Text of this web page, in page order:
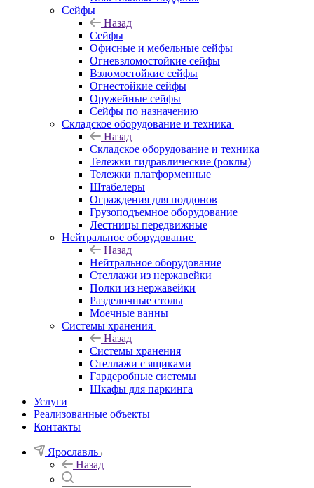
Сейфы
Назад
Сейфы
Офисные и мебельные сейфы
Огневзломостойкие сейфы
Взломостойкие сейфы
Огнестойкие сейфы
Оружейные сейфы
Сейфы по назначению
Складское оборудование и техника
Назад
Складское оборудование и техника
Тележки гидравлические (роклы)
Тележки платформенные
Штабелеры
Ограждения для поддонов
Грузоподъемное оборудование
Лестницы передвижные
Нейтральное оборудование
Назад
Нейтральное оборудование
Стеллажи из нержавейки
Полки из нержавейки
Разделочные столы
Моечные ванны
Системы хранения
Назад
Системы хранения
Стеллажи с ящиками
Гардеробные системы
Шкафы для паркинга
Услуги
Реализованные объекты
Контакты
Ярославль
Назад